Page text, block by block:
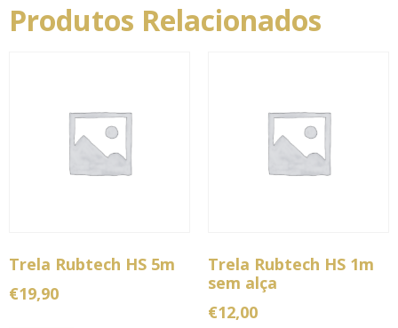
Produtos Relacionados
Trela Rubtech HS 5m
€19,90
Trela Rubtech HS 1m
sem alça
€12,00